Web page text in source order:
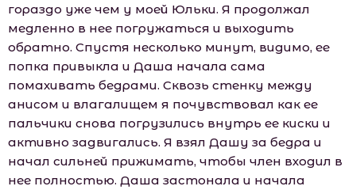
гораздо уже чем у моей Юльки. Я продолжал
медленно в нее погружаться и выходить
обратно. Спустя несколько минут, видимо, ее
попка привыкла и Даша начала сама
помахивать бедрами. Сквозь стенку между
анисом и влагалищем я почувствовал как ее
пальчики снова погрузились внутрь ее киски и
активно задвигались. Я взял Дашу за бедра и
начал сильней прижимать, чтобы член входил в
нее полностью. Даша застонала и начала